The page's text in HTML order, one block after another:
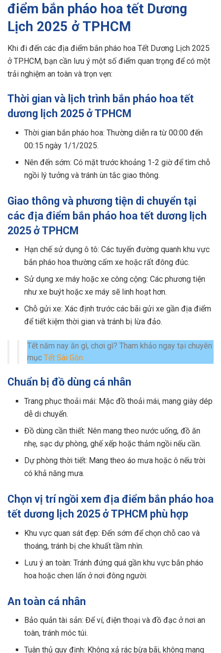
điểm bắn pháo hoa tết Dương
Lịch 2025 ở TPHCM
Khi đi đến các địa điểm bắn pháo hoa Tết Dương Lịch 2025
ở TP.HCM, bạn cần lưu ý một số điểm quan trọng để có một
trải nghiệm an toàn và trọn vẹn:
Thời gian và lịch trình bắn pháo hoa tết
dương lịch 2025 ở TPHCM
Thời gian bắn pháo hoa: Thường diễn ra từ 00:00 đến
00:15 ngày 1/1/2025.
Nên đến sớm: Có mặt trước khoảng 1-2 giờ để tìm chỗ
ngồi lý tưởng và tránh ùn tắc giao thông.
Giao thông và phương tiện di chuyển tại
các địa điểm bắn pháo hoa tết dương lịch
2025 ở TPHCM
Hạn chế sử dụng ô tô: Các tuyến đường quanh khu vực
bắn pháo hoa thường cấm xe hoặc rất đông đúc.
Sử dụng xe máy hoặc xe công cộng: Các phương tiện
như xe buýt hoặc xe máy sẽ linh hoạt hơn.
Chỗ gửi xe: Xác định trước các bãi gửi xe gần địa điểm
để tiết kiệm thời gian và tránh bị lừa đảo.
Tết năm nay ăn gì, chơi gì? Tham khảo ngay tại chuyên
mục Tết Sài Gòn
Chuẩn bị đồ dùng cá nhân
Trang phục thoải mái: Mặc đồ thoải mái, mang giày dép
dễ di chuyển.
Đồ dùng cần thiết: Nên mang theo nước uống, đồ ăn
nhẹ, sạc dự phòng, ghế xếp hoặc thảm ngồi nếu cần.
Dự phòng thời tiết: Mang theo áo mưa hoặc ô nếu trời
có khả năng mưa.
Chọn vị trí ngồi xem địa điểm bắn pháo hoa
tết dương lịch 2025 ở TPHCM phù hợp
Khu vực quan sát đẹp: Đến sớm để chọn chỗ cao và
thoáng, tránh bị che khuất tầm nhìn.
Lưu ý an toàn: Tránh đứng quá gần khu vực bắn pháo
hoa hoặc chen lấn ở nơi đông người.
An toàn cá nhân
Bảo quản tài sản: Để ví, điện thoại và đồ đạc ở nơi an
toàn, tránh móc túi.
Tuân thủ quy định: Không xả rác bừa bãi, không mang